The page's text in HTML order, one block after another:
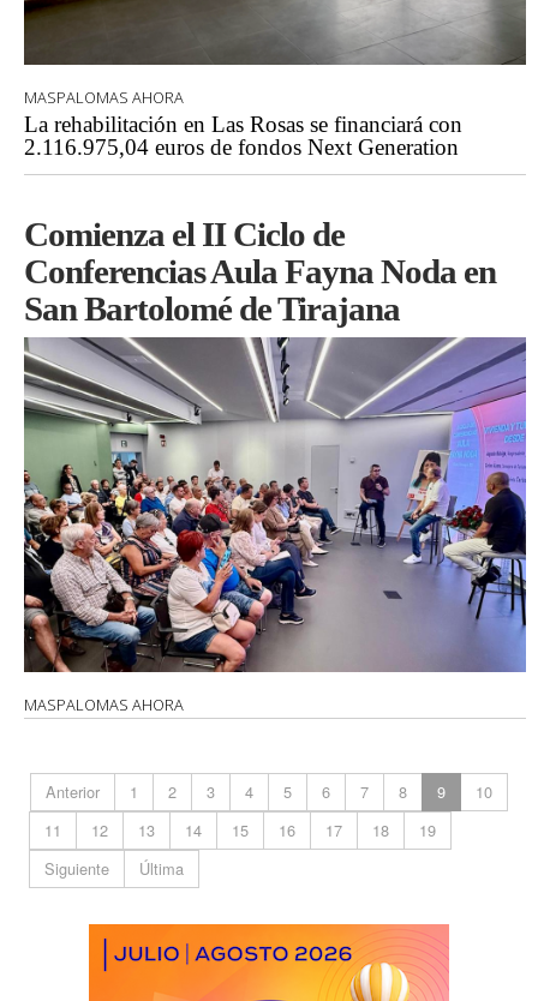
MASPALOMAS AHORA
La rehabilitación en Las Rosas se financiará con
2.116.975,04 euros de fondos Next Generation
Comienza el II Ciclo de
Conferencias Aula Fayna Noda en
San Bartolomé de Tirajana
MASPALOMAS AHORA
Anterior 1 2 3 4 5 6 7 8 9
10
11
12 13 14 15 16 17 18
19
Siguiente
Última